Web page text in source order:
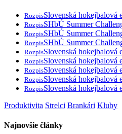
RozpisSlovenská hokejbalová
RozpisSHbÚ Summer
RozpisSHbÚ Summer
RozpisSHbÚ Summer
RozpisSlovenská hokejbalová
RozpisSlovenská hokejbalová
RozpisSlovenská hokejbalová
RozpisSlovenská hokejbalová
RozpisSlovenská hokejbalová
Produktivita Strelci Brankári Kluby
Najnovšie články